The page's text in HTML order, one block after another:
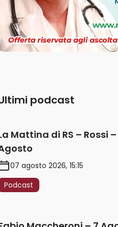
podcast
Mattina di RS – Rossi –
07 agosto 2026, 15:15
Podcast